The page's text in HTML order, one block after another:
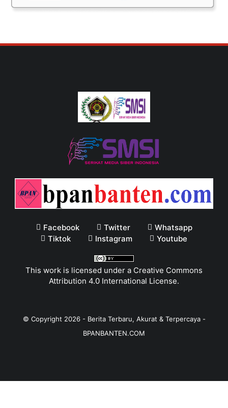
Facebook Twitter
Whatsapp
Tiktok
Instagram Youtube
This work is licensed under a Creative Commons
Attribution 4.0 International License.
© Copyright 2026- Berita Terbaru, Akurat & Terpercaya -
BPANBANTEN.COM